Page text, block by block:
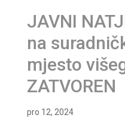
JAVNI
na
mjesto
ZATVOREN
pro 12, 2024